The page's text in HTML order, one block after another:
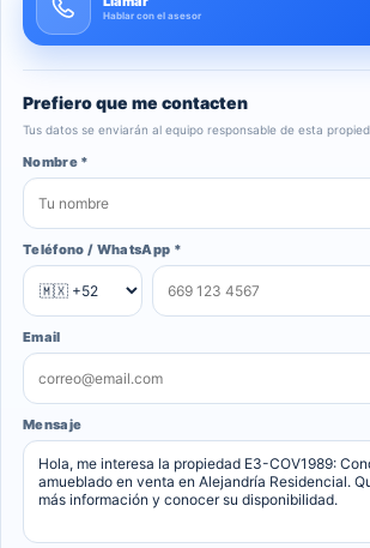
Hablar con el asesor
Prefiero que me contacten
Tus datos se enviarán al equipo responsable de esta
Nombre *
Teléfono / WhatsApp *
Email
Mensaje